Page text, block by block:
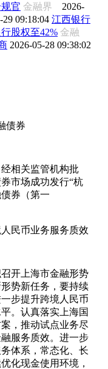
官 金融界 2026-
29 09:18:04 江西银行
股权至42% 金融
2026-05-28 09:38:02
债券
相关监管机构批
市场成功发行“杭
券（第一
民币业务服务质效
开上海市金融形势
势新任务，要持续
步提升跨境人民币
。认真落实上海国
，推动试点业务尽
服务质效。进一步
体系，常态化、长
化现金使用环境，